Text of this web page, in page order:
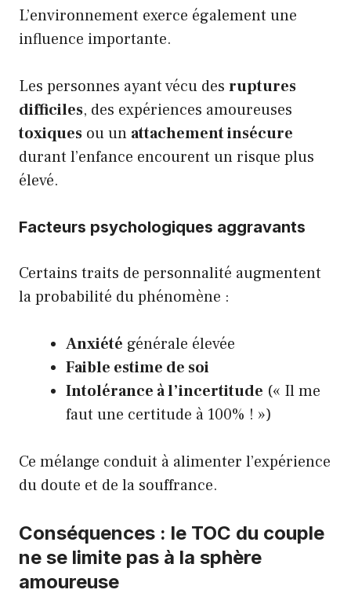
L’environnement exerce également une
influence importante.
Les personnes ayant vécu des ruptures
difficiles, des expériences amoureuses
toxiques ou un attachement insécure
durant l’enfance encourent un risque plus
élevé.
Facteurs psychologiques aggravants
Certains traits de personnalité augmentent
la probabilité du phénomène :
Anxiété générale élevée
Faible estime de soi
Intolérance à l’incertitude (« Il me
faut une certitude à 100% ! »)
Ce mélange conduit à alimenter l’expérience
du doute et de la souffrance.
Conséquences : le TOC du couple
ne se limite pas à la sphère
amoureuse